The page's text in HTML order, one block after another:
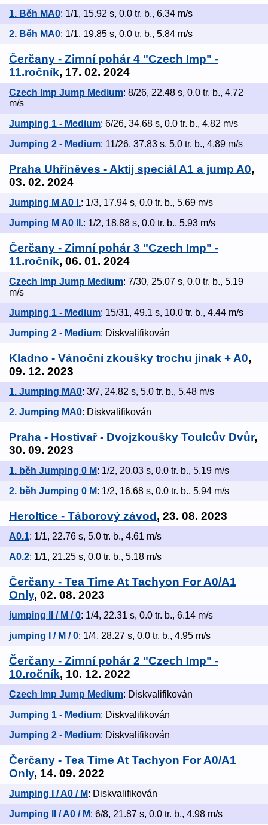
1. Běh MA0: 1/1, 15.92 s, 0.0 tr. b., 6.34 m/s
2. Běh MA0: 1/1, 19.85 s, 0.0 tr. b., 5.84 m/s
Čerčany - Zimní pohár 4 "Czech Imp" -
11.ročník, 17. 02. 2024
Czech Imp Jump Medium: 8/26, 22.48 s, 0.0 tr. b., 4.72
m/s
Jumping 1 - Medium: 6/26, 34.68 s, 0.0 tr. b., 4.82 m/s
Jumping 2 - Medium: 11/26, 37.83 s, 5.0 tr. b., 4.89 m/s
Praha Uhříněves - Aktij speciál A1 a jump A0,
03. 02. 2024
Jumping M A0 I.: 1/3, 17.94 s, 0.0 tr. b., 5.69 m/s
Jumping M A0 II.: 1/2, 18.88 s, 0.0 tr. b., 5.93 m/s
Čerčany - Zimní pohár 3 "Czech Imp" -
11.ročník, 06. 01. 2024
Czech Imp Jump Medium: 7/30, 25.07 s, 0.0 tr. b., 5.19
m/s
Jumping 1 - Medium: 15/31, 49.1 s, 10.0 tr. b., 4.44 m/s
Jumping 2 - Medium: Diskvalifikován
Kladno - Vánoční zkoušky trochu jinak + A0,
09. 12. 2023
1. Jumping MA0: 3/7, 24.82 s, 5.0 tr. b., 5.48 m/s
2. Jumping MA0: Diskvalifikován
Praha - Hostivař - Dvojzkoušky Toulcův Dvůr,
30. 09. 2023
1. běh Jumping 0 M: 1/2, 20.03 s, 0.0 tr. b., 5.19 m/s
2. běh Jumping 0 M: 1/2, 16.68 s, 0.0 tr. b., 5.94 m/s
Heroltice - Táborový závod, 23. 08. 2023
A0.1: 1/1, 22.76 s, 5.0 tr. b., 4.61 m/s
A0.2: 1/1, 21.25 s, 0.0 tr. b., 5.18 m/s
Čerčany - Tea Time At Tachyon For A0/A1
Only, 02. 08. 2023
jumping II / M / 0: 1/4, 22.31 s, 0.0 tr. b., 6.14 m/s
jumping I / M / 0: 1/4, 28.27 s, 0.0 tr. b., 4.95 m/s
Čerčany - Zimní pohár 2 "Czech Imp" -
10.ročník, 10. 12. 2022
Czech Imp Jump Medium: Diskvalifikován
Jumping 1 - Medium: Diskvalifikován
Jumping 2 - Medium: Diskvalifikován
Čerčany - Tea Time At Tachyon For A0/A1
Only, 14. 09. 2022
Jumping I / A0 / M: Diskvalifikován
Jumping II / A0 / M: 6/8, 21.87 s, 0.0 tr. b., 4.98 m/s